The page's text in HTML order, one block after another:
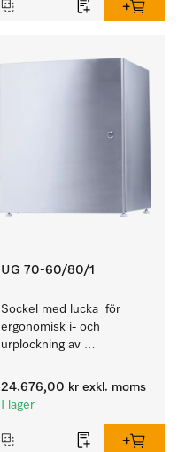
UG 70-60/80/1
Sockel med lucka  för
ergonomisk i- och
urplockning av
cm.
24.676,00 kr exkl. moms
I lager